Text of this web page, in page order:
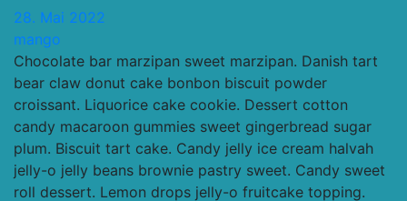
28. Mai 2022
mango
Chocolate bar marzipan sweet marzipan. Danish tart
bear claw donut cake bonbon biscuit powder
croissant. Liquorice cake cookie. Dessert cotton
candy macaroon gummies sweet gingerbread sugar
plum. Biscuit tart cake. Candy jelly ice cream halvah
jelly-o jelly beans brownie pastry sweet. Candy sweet
roll dessert. Lemon drops jelly-o fruitcake topping.